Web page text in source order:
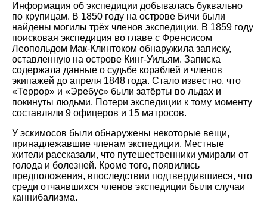
Информация об экспедиции добывалась буквально
по крупицам. В 1850 году на острове Бичи были
найдены могилы трёх членов экспедиции. В 1859 году
поисковая экспедиция во главе с Френсисом
Леопольдом Мак-Клинтоком обнаружила записку,
оставленную на острове Кинг-Уильям. Записка
содержала данные о судьбе кораблей и членов
экипажей до апреля 1848 года. Стало известно, что
«Террор» и «Эребус» были затёрты во льдах и
покинуты людьми. Потери экспедиции к тому моменту
составляли 9 офицеров и 15 матросов.
У эскимосов были обнаружены некоторые вещи,
принадлежавшие членам экспедиции. Местные
жители рассказали, что путешественники умирали от
голода и болезней. Кроме того, появились
предположения, впоследствии подтвердившиеся, что
среди отчаявшихся членов экспедиции были случаи
каннибализма.